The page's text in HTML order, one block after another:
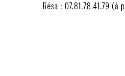
Résa : 07.81.78.41.79